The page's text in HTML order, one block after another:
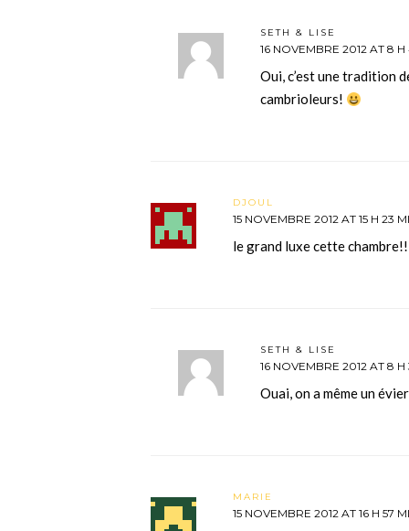
SETH & LISE
16 NOVEMBRE 2012 AT 8
Oui, c’est une tradition
cambrioleurs!
DJOUL
15 NOVEMBRE 2012 AT 15 H 23
le grand luxe cette
SETH & LISE
16 NOVEMBRE 2012 AT 8
Ouai, on a même un
MARIE
15 NOVEMBRE 2012 AT 16 H 57